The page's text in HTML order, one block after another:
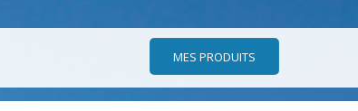
MES PRODUITS